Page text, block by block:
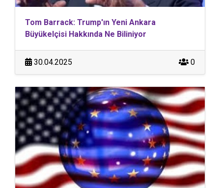
Tom Barrack: Trump'ın Yeni Ankara
Büyükelçisi Hakkında Ne Biliniyor
30.04.2025 0